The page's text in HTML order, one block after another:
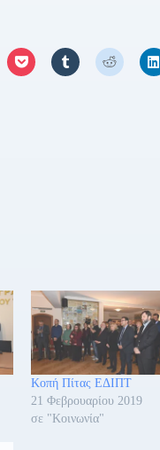
Κοπή Πίτας ΕΔΙΠΤ
21 Φεβρουαρίου 2019
σε "Κοινωνία"